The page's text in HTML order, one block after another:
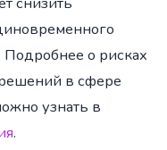
о рисках
в сфере
узнать в
.